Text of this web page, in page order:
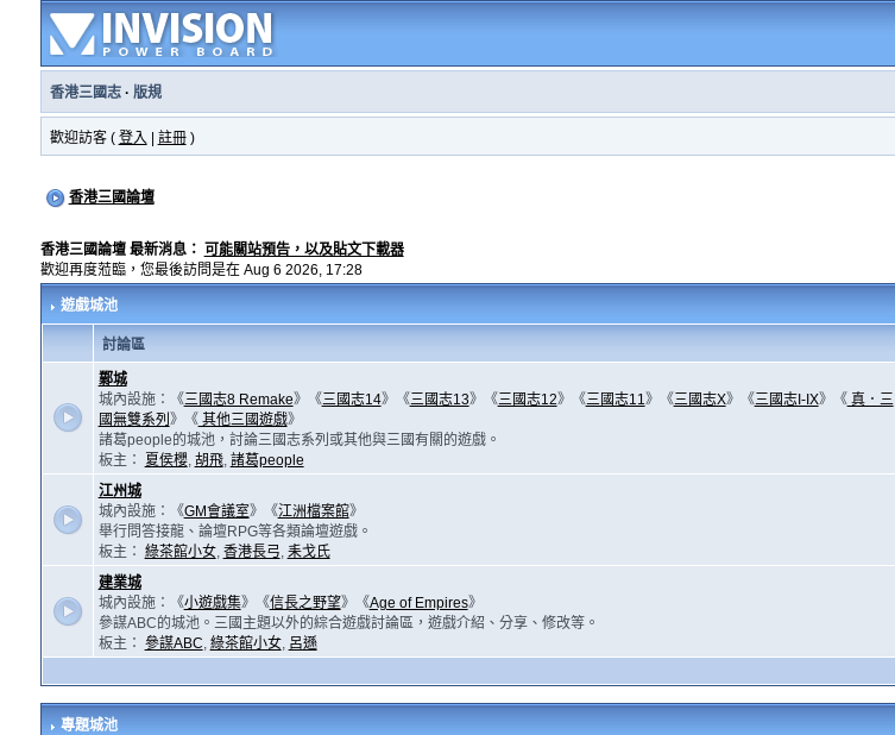
香港三國志· 版規
歡迎訪客 ( 登入 註冊)
香港三國論壇
香港三國論壇 最新消息： 可能關站預告，以及貼文下載器
歡迎再度蒞臨，您最後訪問是在 Aug 6 2026, 17:28
遊戲城池
討論區
鄴城
城內設施：《三國志8 Remake》《三國志14》《三國志13》《三國志12》《三國志11》《三國志X》《三國志I-IX》《真．三
國無雙系列 》《其他三國遊戲》
諸葛people的城池，討論三國志系列或其他與三國有關的遊戲。
板主：
夏侯櫻, 胡飛, 諸葛people
江州城
城內設施：《GM會議室》《江洲檔案館》
舉行問答接龍、論壇RPG等各類論壇遊戲。
板主： 綠茶館小女, 香港長弓, 耒戈氏
建業城
城內設施：《小遊戲集》《信長之野望》《Age of Empires》
參謀ABC的城池。三國主題以外的綜合遊戲討論區，遊戲介紹、分享、修改等。
板主： 參謀ABC, 綠茶館小女, 呂遜
專題城池